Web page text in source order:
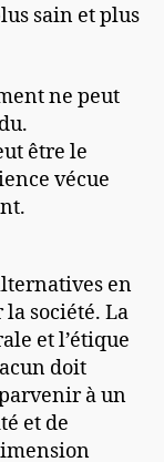
sain et plus
ne peut
être le
vécue
en
la société. La
et l’étique
doit
à un
et de